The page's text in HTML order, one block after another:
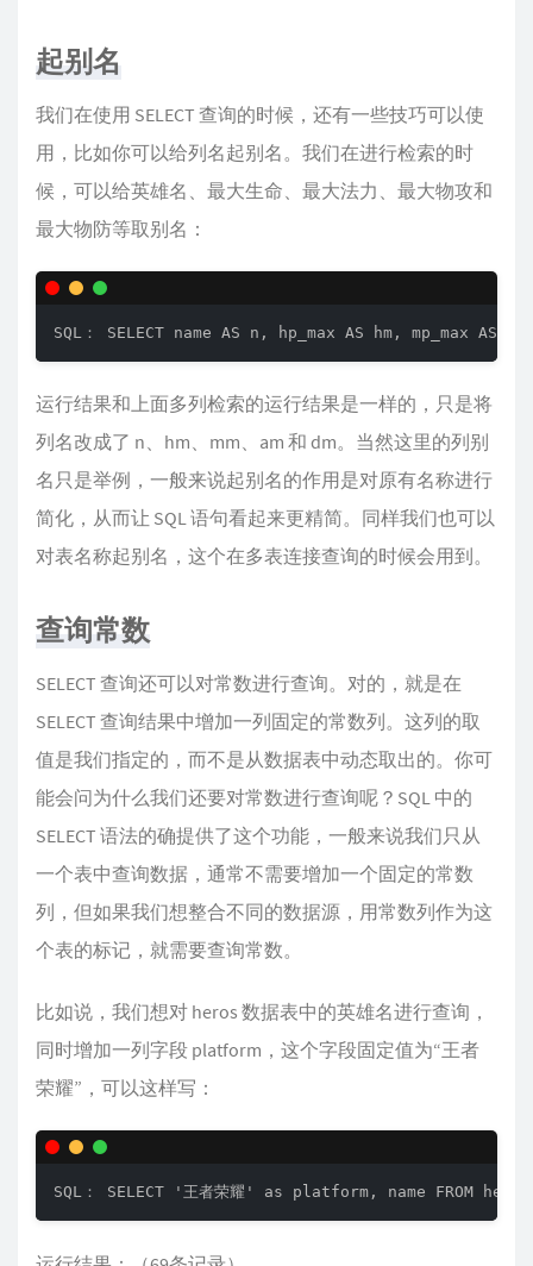
起别名
我们在使用 SELECT 查询的时候，还有一些技巧可以使
用，比如你可以给列名起别名。我们在进行检索的时
候，可以给英雄名、最大生命、最大法力、最大物攻和
最大物防等取别名：
SQL： SELECT name AS n, hp_max AS hm, mp_max AS
运行结果和上面多列检索的运行结果是一样的，只是将
列名改成了 n、hm、mm、am 和 dm。当然这里的列别
名只是举例，一般来说起别名的作用是对原有名称进行
简化，从而让 SQL 语句看起来更精简。同样我们也可以
对表名称起别名，这个在多表连接查询的时候会用到。
查询常数
SELECT 查询还可以对常数进行查询。对的，就是在
SELECT 查询结果中增加一列固定的常数列。这列的取
值是我们指定的，而不是从数据表中动态取出的。你可
能会问为什么我们还要对常数进行查询呢？SQL 中的
SELECT 语法的确提供了这个功能，一般来说我们只从
一个表中查询数据，通常不需要增加一个固定的常数
列，但如果我们想整合不同的数据源，用常数列作为这
个表的标记，就需要查询常数。
比如说，我们想对 heros 数据表中的英雄名进行查询，
同时增加一列字段 platform，这个字段固定值为“王者
荣耀”，可以这样写：
SQL： SELECT '王者荣耀' as platform, name FROM heros